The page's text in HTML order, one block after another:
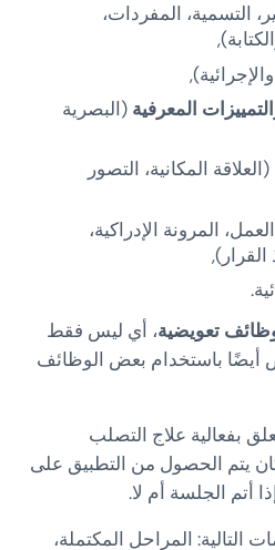
التسمية، المفردات،
المعرفية (البصرية
(العلاقة المكانية، التصور
المرونة الإدراكية،
القرار),
تعويضية، أي ليس فقط
أيضًا باستخدام بعض الوظائف
بفعالية علاج التصلب
كان يتم الحصول من التطبيق على
أتم الجلسة أم لا.
التالية: المراحل المكتملة،